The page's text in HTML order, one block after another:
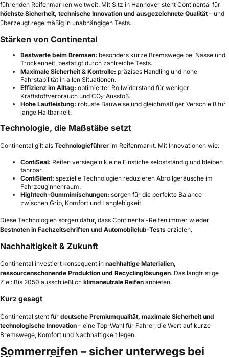
führenden Reifenmarken weltweit. Mit Sitz in Hannover steht Continental für
höchste Sicherheit, technische Innovation und ausgezeichnete Qualität – und
überzeugt regelmäßig in unabhängigen Tests.
Stärken von Continental
Bestwerte beim Bremsen: besonders kurze Bremswege bei Nässe und
Trockenheit, bestätigt durch zahlreiche Tests.
Maximale Sicherheit & Kontrolle: präzises Handling und hohe
Fahrstabilität in allen Situationen.
Effizienz im Alltag: optimierter Rollwiderstand für weniger
Kraftstoffverbrauch und CO₂-Ausstoß.
Hohe Laufleistung: robuste Bauweise und gleichmäßiger Verschleiß für
lange Haltbarkeit.
Technologie, die Maßstäbe setzt
Continental gilt als Technologieführer im Reifenmarkt. Mit Innovationen wie:
ContiSeal: Reifen versiegeln kleine Einstiche selbstständig und bleiben
fahrbar.
ContiSilent: spezielle Technologien reduzieren Abrollgeräusche im
Fahrzeuginnenraum.
Hightech-Gummimischungen: sorgen für die perfekte Balance
zwischen Grip, Komfort und Langlebigkeit.
Diese Technologien sorgen dafür, dass Continental-Reifen immer wieder
Bestnoten in Fachzeitschriften und Automobilclub-Tests erzielen.
Nachhaltigkeit & Zukunft
Continental investiert konsequent in nachhaltige Materialien,
ressourcenschonende Produktion und Recyclinglösungen. Das langfristige
Ziel: Bis 2050 ausschließlich klimaneutrale Reifen anbieten.
Kurz gesagt
Continental steht für deutsche Premiumqualität, maximale Sicherheit und
technologische Innovation – eine Top-Wahl für Fahrer, die Wert auf kurze
Bremswege, Komfort und Nachhaltigkeit legen.
Sommerreifen – sicher unterwegs bei